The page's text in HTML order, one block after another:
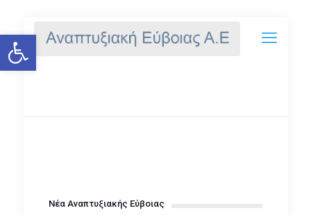
Ανοίξτε τη γραμμή εργαλείων
Νέα Αναπτυξιακής Εύβοιας